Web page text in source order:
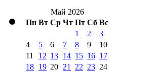
Май 2026
Пн Вт Ср Чт Пт Сб Вс
1 2
3
4
5 6 7 8 9
10
11
12 13 14 15 16 17
18 19 20 21 22 23 24